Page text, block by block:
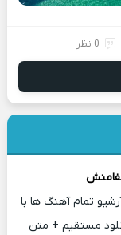
0 نظر
تمام آهنگ ها با
مستقیم + متن